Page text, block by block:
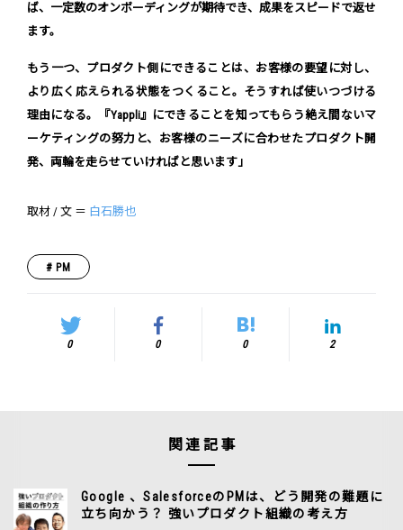
ば、一定数のオンボーディングが期待でき、成果をスピードで返せ
ます。
もう一つ、プロダクト側にできることは、お客様の要望に対し、
より広く応えられる状態をつくること。そうすれば使いつづける
理由になる。『Yappli』にできることを知ってもらう絶え間ないマ
ーケティングの努力と、お客様のニーズに合わせたプロダクト開
発、両輪を走らせていければと思います」
取材 / 文 ＝ 白石勝也
PM
0 0 0 2
関連記事
Google 、SalesforceのPMは、どう開発の難題に
立ち向かう？ 強いプロダクト組織の考え方